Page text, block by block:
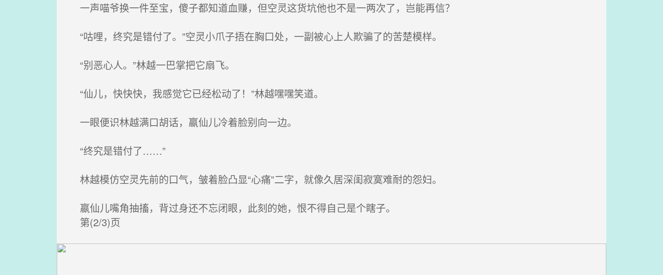
一声喵爷换一件至宝，傻子都知道血赚，但空灵这货坑他也不是一两次了，岂能再信？
“咕哩，终究是错付了。”空灵小爪子捂在胸口处，一副被心上人欺骗了的苦楚模样。
“别恶心人。”林越一巴掌把它扇飞。
“仙儿，快快快，我感觉它已经松动了！”林越嘿嘿笑道。
一眼便识林越满口胡话，嬴仙儿冷着脸别向一边。
“终究是错付了……”
林越模仿空灵先前的口气，皱着脸凸显“心痛”二字，就像久居深闺寂寞难耐的怨妇。
嬴仙儿嘴角抽搐，背过身还不忘闭眼，此刻的她，恨不得自己是个瞎子。
第(2/3)页